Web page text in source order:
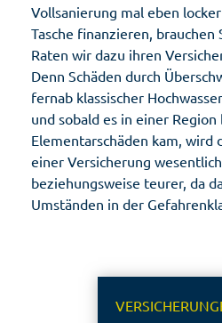
Vollsanierung mal eben
Tasche finanzieren, brauchen
Raten wir dazu ihren
Denn Schäden durch
fernab klassischer
und sobald es in einer Region
Elementarschäden kam, wird
einer Versicherung
beziehungsweise teurer, da
Umständen in der